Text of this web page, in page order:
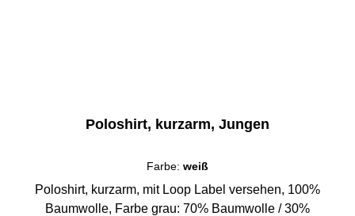
Poloshirt, kurzarm, Jungen
Farbe: weiß
Poloshirt, kurzarm, mit Loop Label versehen, 100%
Baumwolle, Farbe grau: 70% Baumwolle / 30%